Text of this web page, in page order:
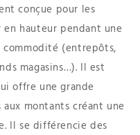
conçue pour les
hauteur pendant une
commodité (entrepôts,
magasins…). Il est
offre une grande
aux montants créant une
Il se différencie des